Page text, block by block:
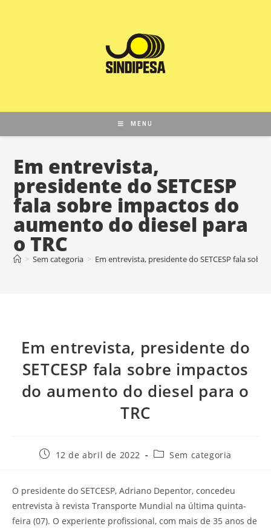
MENU
Em entrevista,
presidente do SETCESP
fala sobre impactos do
aumento do diesel para
o TRC
> Sem categoria > Em entrevista, presidente do SETCESP fala
Em entrevista, presidente do
SETCESP fala sobre impactos
do aumento do diesel para o
TRC
12 de abril de 2022 Sem categoria
O presidente do SETCESP, Adriano Depentor, concedeu
entrevista à revista Transporte Mundial na última quinta-
feira (07). O experiente profissional, com mais de 35 anos de